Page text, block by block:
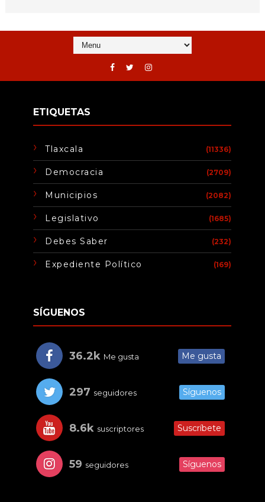
ETIQUETAS
Tlaxcala (11336)
Democracia (2709)
Municipios (2082)
Legislativo (1685)
Debes Saber (232)
Expediente Político (169)
SÍGUENOS
36.2k Me gusta Me gusta
297 seguidores Síguenos
8.6k suscriptores Suscríbete
59 seguidores Síguenos